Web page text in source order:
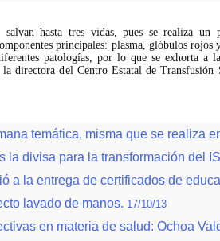
hasta tres vidas, pues se realiza un
principales: plasma, glóbulos rojos
patologías, por lo que se exhorta a
directora del Centro Estatal de Transfusión
temática, misma que se realiza
la divisa para la transformación del
a la entrega de certificados de
lavado de manos. 17/10/13
en materia de salud: Ochoa